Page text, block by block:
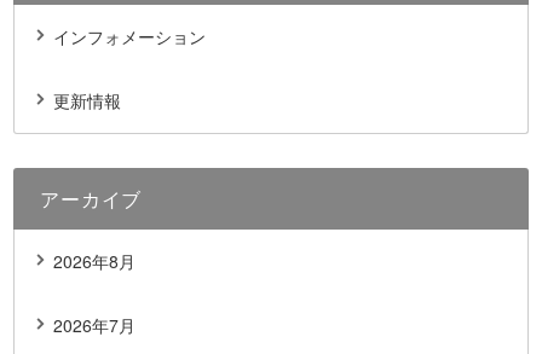
インフォメーション
更新情報
アーカイブ
2026年8月
2026年7月